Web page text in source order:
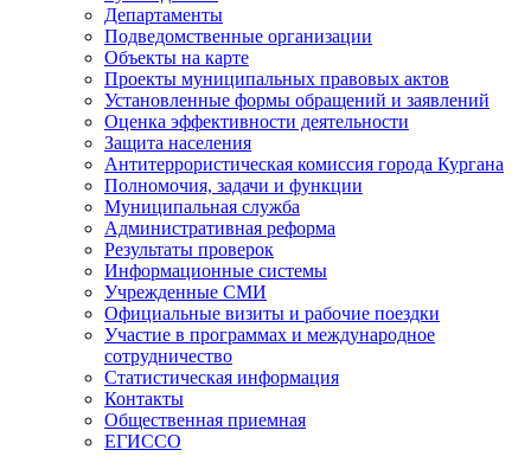
Департаменты
Подведомственные организации
Объекты на карте
Проекты муниципальных правовых актов
Установленные формы обращений и заявлений
Оценка эффективности деятельности
Защита населения
Антитеррористическая комиссия города Кургана
Полномочия, задачи и функции
Муниципальная служба
Административная реформа
Результаты проверок
Информационные системы
Учрежденные СМИ
Официальные визиты и рабочие поездки
Участие в программах и международное
сотрудничество
Статистическая информация
Контакты
Общественная приемная
ЕГИССО